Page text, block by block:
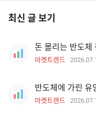
최신 글 보기
돈 몰리는 반도체
마켓트렌드 ·
반도체에 가린 유
마켓트렌드 ·